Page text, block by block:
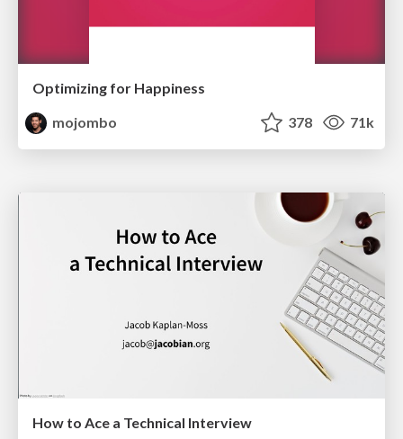
Optimizing for Happiness
mojombo
378 71k
How to Ace a Technical Interview